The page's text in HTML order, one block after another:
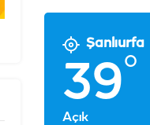
Şanlıurfa
39°
Açık